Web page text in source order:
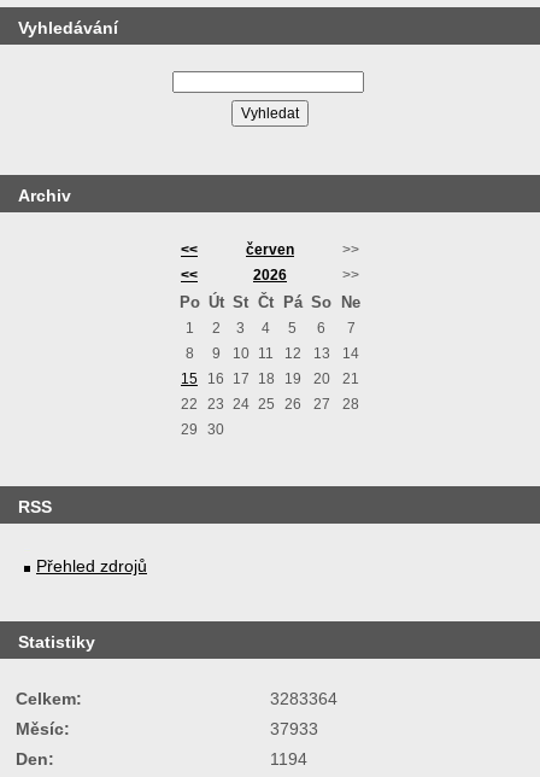
Vyhledávání
Archiv
<< červen
>>
<<
2026 >>
Po Út St Čt Pá So Ne
1 2 3 4 5 6
7
8
9 10 11 12 13
14
15
16 17 18 19 20
21
22
23 24 25 26 27
28
29
30
RSS
Přehled zdrojů
Statistiky
Celkem:
3283364
Měsíc:
37933
Den:
1194